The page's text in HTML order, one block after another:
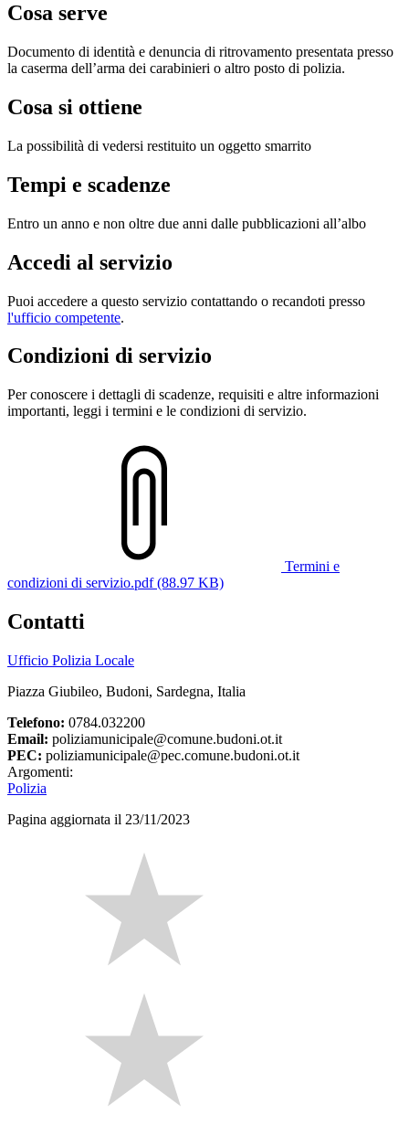
Cosa serve
Documento di identità e denuncia di ritrovamento presentata presso
la caserma dell’arma dei carabinieri o altro posto di polizia.
Cosa si ottiene
La possibilità di vedersi restituito un oggetto smarrito
Tempi e scadenze
Entro un anno e non oltre due anni dalle pubblicazioni all’albo
Accedi al servizio
Puoi accedere a questo servizio contattando o recandoti presso
l'ufficio competente.
Condizioni di servizio
Per conoscere i dettagli di scadenze, requisiti e altre informazioni
importanti, leggi i termini e le condizioni di servizio.
Termini e
condizioni di servizio.pdf (88.97 KB)
Contatti
Ufficio Polizia Locale
Piazza Giubileo, Budoni, Sardegna, Italia
Telefono: 0784.032200
Email: poliziamunicipale@comune.budoni.ot.it
PEC: poliziamunicipale@pec.comune.budoni.ot.it
Argomenti:
Polizia
Pagina aggiornata il 23/11/2023